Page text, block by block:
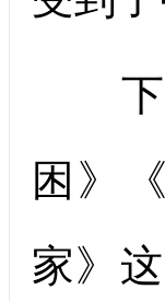
下午
困》
家》